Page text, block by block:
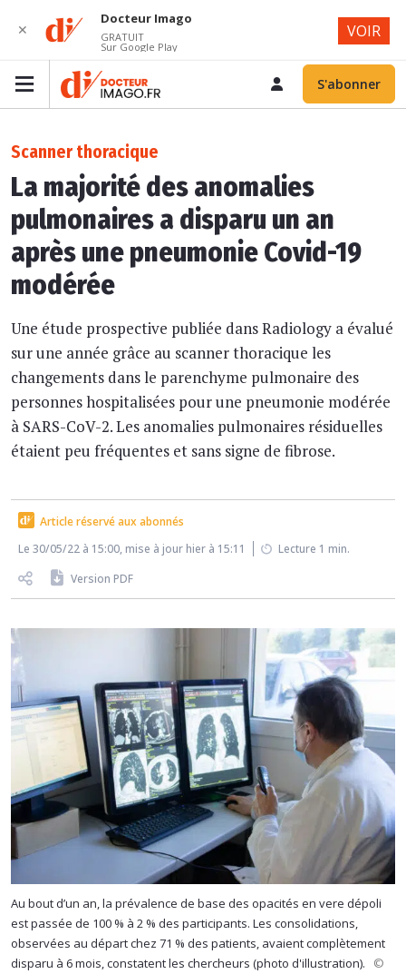
S'abonner
Scanner thoracique
La majorité des anomalies
pulmonaires a disparu un an
après une pneumonie Covid-19
modérée
Une étude prospective publiée dans Radiology a évalué
sur une année grâce au scanner thoracique les
changements dans le parenchyme pulmonaire des
personnes hospitalisées pour une pneumonie modérée
à SARS-CoV-2. Les anomalies pulmonaires résiduelles
étaient peu fréquentes et sans signe de fibrose.
Article réservé aux abonnés
Le 30/05/22 à 15:00, mise à jour hier à 15:11
Lecture 1 min.
Version PDF
Au bout d’un an, la prévalence de base des opacités en vere dépoli
est passée de 100 % à 2 % des participants. Les consolidations,
observées au départ chez 71 % des patients, avaient complètement
disparu à 6 mois, constatent les chercheurs (photo d'illustration).
©
✕
Docteur Imago
GRATUIT
Sur Google Play
VOIR